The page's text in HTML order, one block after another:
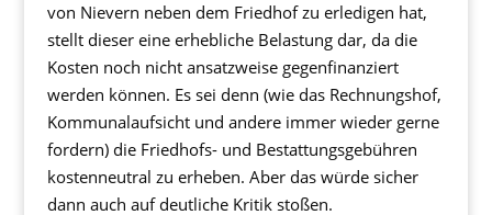
von Nievern neben dem Friedhof zu erledigen hat,
stellt dieser eine erhebliche Belastung dar, da die
Kosten noch nicht ansatzweise gegenfinanziert
werden können. Es sei denn (wie das Rechnungshof,
Kommunalaufsicht und andere immer wieder gerne
fordern) die Friedhofs- und Bestattungsgebühren
kostenneutral zu erheben. Aber das würde sicher
dann auch auf deutliche Kritik stoßen.